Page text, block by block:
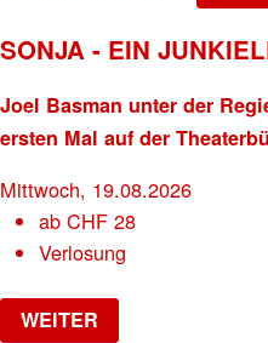
SONJA - EIN
Joel Basman unter der
ersten Mal auf der
Mittwoch, 19.08.2026
abCHF 28
Verlosung
WEITER